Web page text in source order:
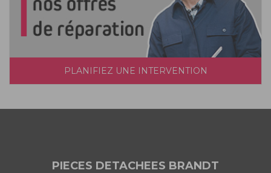
PLANIFIEZ UNE INTERVENTION
PIECES DETACHEES BRANDT